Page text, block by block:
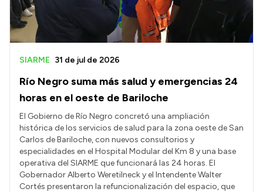
Río Negro suma más salud y emergencias 24
horas en el oeste de Bariloche
SIARME 31 de jul de 2026
El Gobierno de Río Negro concretó una ampliación
histórica de los servicios de salud para la zona oeste de San
Carlos de Bariloche, con nuevos consultorios y
especialidades en el Hospital Modular del Km 8 y una base
operativa del SIARME que funcionará las 24 horas. El
Gobernador Alberto Weretilneck y el Intendente Walter
Cortés presentaron la refuncionalización del espacio, que